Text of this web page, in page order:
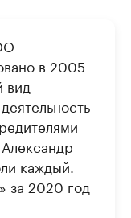
в 2005
вид
каждый.
за 2020 год